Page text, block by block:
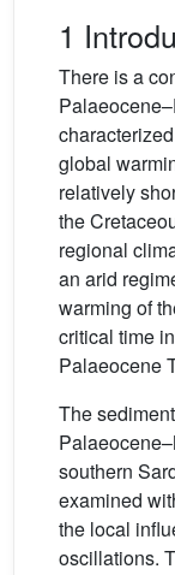
1
There is a
global
relatively
the
regional
an arid
warming of
critical time
Palaeocene
The
southern
examined
the local
oscillations.